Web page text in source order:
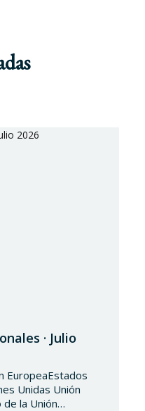
· Julio
EuropeaEstados
Unidas Unión
de la Unión